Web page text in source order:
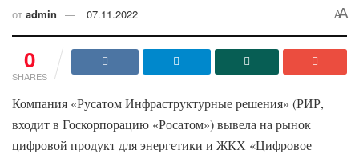
от admin 07.11.2022 AA
0
SHARES
Компания «Русатом Инфраструктурные решения» (РИР,
входит в Госкорпорацию «Росатом») вывела на рынок
цифровой продукт для энергетики и ЖКХ «Цифровое